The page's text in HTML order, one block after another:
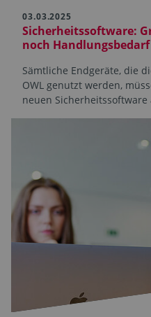
03.03.2025
Sicherheitssoftware:
noch Handlungsbedarf
Sämtliche Endgeräte, die
OWL genutzt werden,
neuen Sicherheitssoftware